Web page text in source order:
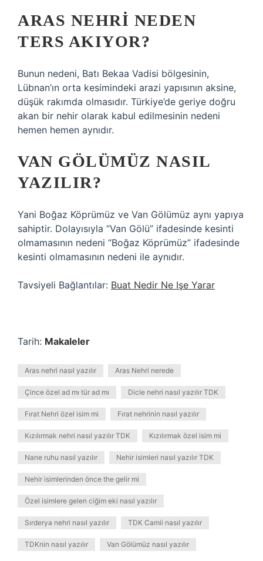
ARAS NEHRI NEDEN
TERS AKIYOR?
Bunun nedeni, Batı Bekaa Vadisi bölgesinin,
Lübnan’ın orta kesimindeki arazi yapısının aksine,
düşük rakımda olmasıdır. Türkiye’de geriye doğru
akan bir nehir olarak kabul edilmesinin nedeni
hemen hemen aynıdır.
VAN GÖLÜMÜZ NASIL
YAZILIR?
Yani Boğaz Köprümüz ve Van Gölümüz aynı yapıya
sahiptir. Dolayısıyla “Van Gölü” ifadesinde kesinti
olmamasının nedeni “Boğaz Köprümüz” ifadesinde
kesinti olmamasının nedeni ile aynıdır.
Tavsiyeli Bağlantılar: Buat Nedir Ne Işe Yarar
Tarih: Makaleler
Aras nehri nasıl yazılır Aras Nehri nerede
Çince özel ad mı tür ad mı Dicle nehri nasıl yazılır TDK
Fırat Nehri özel isim mi Fırat nehrinin nasıl yazılır
Kızılırmak nehri nasıl yazılır TDK Kızılırmak özel isim mi
Nane ruhu nasıl yazılır Nehir isimleri nasıl yazılır TDK
Nehir isimlerinden önce the gelir mi
Özel isimlere gelen ciğim eki nasıl yazılır
Sırderya nehri nasıl yazılır TDK Camii nasıl yazılır
TDKnin nasıl yazılır Van Gölümüz nasıl yazılır